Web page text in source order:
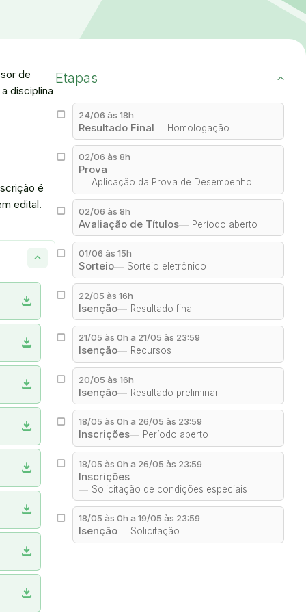
de
disciplina
é
edital.
download
download
download
download
download
download
download
download
Etapas
24/06 às 18h
Resultado Final Homologação
02/06 às 8h
Prova
Aplicação da Prova de Desempenho
02/06 às 8h
Avaliação de Títulos Período aberto
01/06 às 15h
Sorteio Sorteio eletrônico
22/05 às 16h
Isenção Resultado final
21/05 às 0h a 21/05 às 23:59
Isenção Recursos
20/05 às 16h
Isenção Resultado preliminar
18/05 às 0h a 26/05 às 23:59
Inscrições Período aberto
18/05 às 0h a 26/05 às 23:59
Inscrições
Solicitação de condições especiais
18/05 às 0h a 19/05 às 23:59
Isenção Solicitação